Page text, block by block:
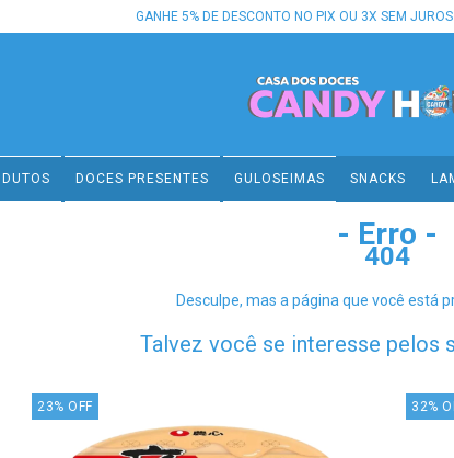
GANHE 5% DE DESCONTO NO PIX OU 3X SEM
DOCES PRESENTES GULOSEIMAS SNACKS
- Erro -
404
Desculpe, mas a página que você está
Talvez você se interesse pelos
23% OFF 32%